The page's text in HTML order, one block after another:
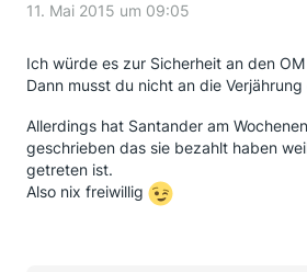
11. Mai 2015 um 09:05
Ich würde es zur Sicherheit an den
Dann musst du nicht an die
Allerdings hat Santander am
geschrieben das sie bezahlt haben
getreten ist.
Also nix freiwillig